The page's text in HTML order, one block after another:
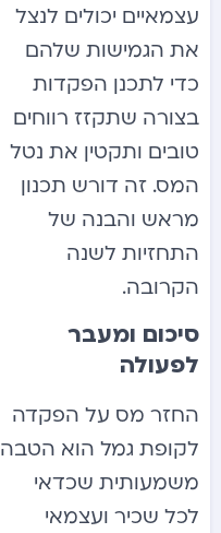
עצמאיים יכולים לנצל
את הגמישות שלהם
כדי לתכנן הפקדות
בצורה שתקזז רווחים
טובים ותקטין את נטל
המס. זה דורש תכנון
מראש והבנה של
התחזיות לשנה
הקרובה.
סיכום ומעבר
לפעולה
החזר מס על הפקדה
לקופת גמל הוא הטבה
משמעותית שכדאי
לכל שכיר ועצמאי